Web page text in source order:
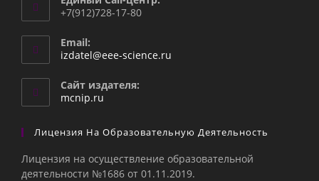
+7(912)728-17-80
Email:
izdatel@eee-science.ru
Сайт издателя:
mcnip.ru
Лицензия На Образовательную Деятельность
Лицензия на осуществление образовательной
деятельности №1686 от 01.11.2019.